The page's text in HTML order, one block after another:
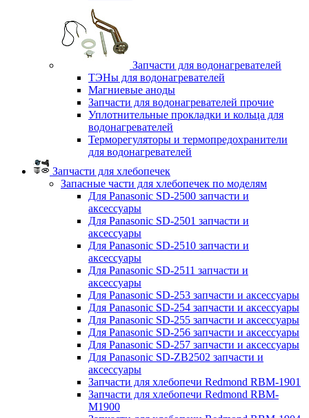
Запчасти для водонагревателей
ТЭНы для водонагревателей
Магниевые аноды
Запчасти для водонагревателей прочие
Уплотнительные прокладки и кольца для
водонагревателей
Терморегуляторы и термопредохранители
для водонагревателей
Запчасти для хлебопечек
Запасные части для хлебопечек по моделям
Для Panasonic SD-2500 запчасти и
аксессуары
Для Panasonic SD-2501 запчасти и
аксессуары
Для Panasonic SD-2510 запчасти и
аксессуары
Для Panasonic SD-2511 запчасти и
аксессуары
Для Panasonic SD-253 запчасти и аксессуары
Для Panasonic SD-254 запчасти и аксессуары
Для Panasonic SD-255 запчасти и аксессуары
Для Panasonic SD-256 запчасти и аксессуары
Для Panasonic SD-257 запчасти и аксессуары
Для Panasonic SD-ZB2502 запчасти и
аксессуары
Запчасти для хлебопечи Redmond RBM-1901
Запчасти для хлебопечи Redmond RBM-
M1900